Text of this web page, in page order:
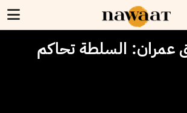
عمران: السلطة تحاكم